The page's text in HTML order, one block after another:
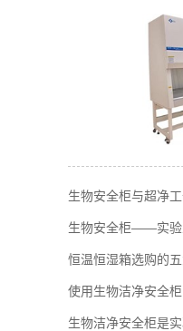
生物安全柜与超净
生物安全柜——实验
恒温恒湿箱选购的
使用生物洁净安全
生物洁净安全柜是